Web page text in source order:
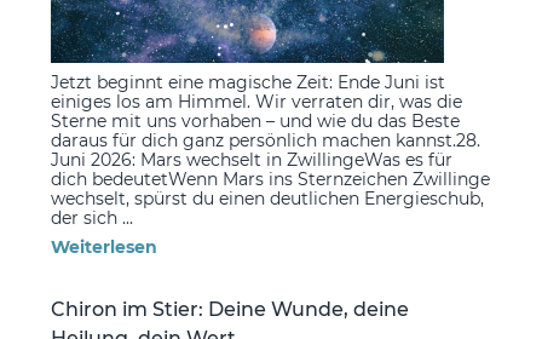
Jetzt beginnt eine magische Zeit: Ende Juni ist
einiges los am Himmel. Wir verraten dir, was die
Sterne mit uns vorhaben – und wie du das Beste
daraus für dich ganz persönlich machen kannst.28.
Juni 2026: Mars wechselt in ZwillingeWas es für
dich bedeutetWenn Mars ins Sternzeichen Zwillinge
wechselt, spürst du einen deutlichen Energieschub,
der sich ...
Weiterlesen
Chiron im Stier: Deine Wunde, deine